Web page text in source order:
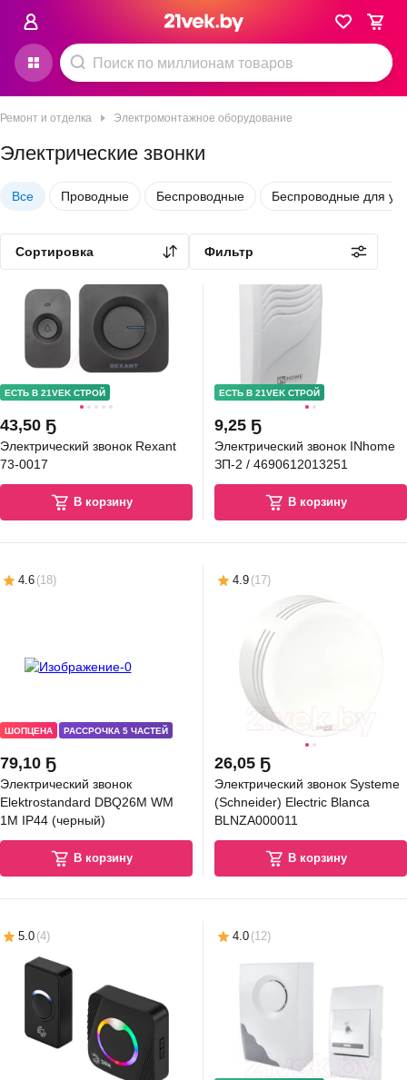
Электромонтажное оборудование
Ремонт и отделка
Электрические звонки
Все Проводные Беспроводные Беспроводные для
Сортировка Фильтр
ЕСТЬ В 21VEK СТРОЙ
43,50 Ҕ
Электрический звонок Rexant
73-0017
В корзину
ЕСТЬ В 21VEK СТРОЙ
9,25 Ҕ
Электрический звонок INhome
ЗП-2 / 4690612013251
В корзину
4.6 (18)
ШОПЦЕНА РАССРОЧКА 5 ЧАСТЕЙ
79,10 Ҕ
Электрический звонок
Elektrostandard DBQ26M WM
1M IP44 (черный)
В корзину
4.9 (17)
26,05 Ҕ
Электрический звонок Systeme
(Schneider) Electric Blanca
BLNZA000011
В корзину
5.0 (4) 4.0 (12)